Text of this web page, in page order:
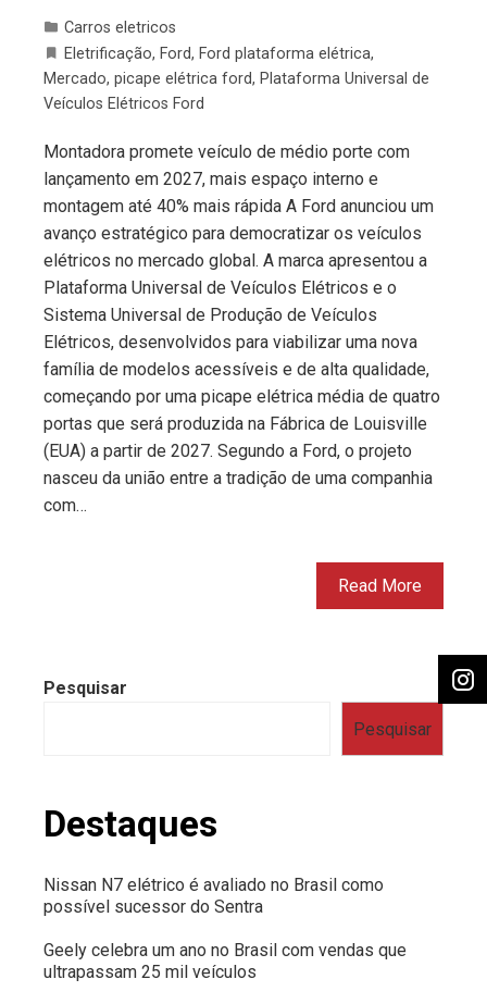
Carros eletricos
Eletrificação, Ford, Ford plataforma elétrica,
Mercado, picape elétrica ford, Plataforma Universal de
Veículos Elétricos Ford
Montadora promete veículo de médio porte com
lançamento em 2027, mais espaço interno e
montagem até 40% mais rápida A Ford anunciou um
avanço estratégico para democratizar os veículos
elétricos no mercado global. A marca apresentou a
Plataforma Universal de Veículos Elétricos e o
Sistema Universal de Produção de Veículos
Elétricos, desenvolvidos para viabilizar uma nova
família de modelos acessíveis e de alta qualidade,
começando por uma picape elétrica média de quatro
portas que será produzida na Fábrica de Louisville
(EUA) a partir de 2027. Segundo a Ford, o projeto
nasceu da união entre a tradição de uma companhia
com…
Read More
Pesquisar
Pesquisar
Destaques
Nissan N7 elétrico é avaliado no Brasil como
possível sucessor do Sentra
Geely celebra um ano no Brasil com vendas que
ultrapassam 25 mil veículos